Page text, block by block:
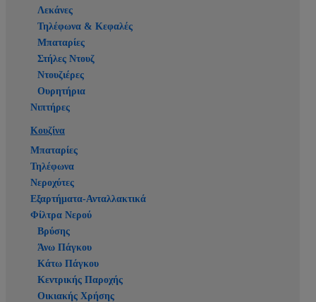
Λεκάνες
Τηλέφωνα & Κεφαλές
Μπαταρίες
Στήλες Ντουζ
Ντουζιέρες
Ουρητήρια
Νιπτήρες
Κουζίνα
Μπαταρίες
Τηλέφωνα
Νεροχύτες
Εξαρτήματα-Ανταλλακτικά
Φίλτρα Νερού
Βρύσης
Άνω Πάγκου
Κάτω Πάγκου
Κεντρικής Παροχής
Οικιακής Χρήσης